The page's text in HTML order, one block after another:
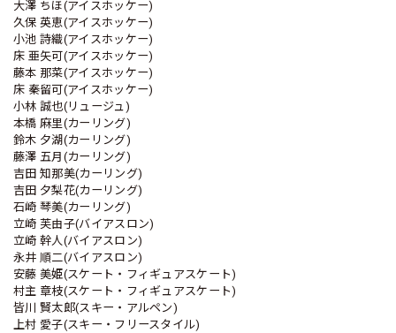
大澤 ちほ(アイスホッケー)
久保 英恵(アイスホッケー)
小池 詩織(アイスホッケー)
床 亜矢可(アイスホッケー)
藤本 那菜(アイスホッケー)
床 秦留可(アイスホッケー)
小林 誠也(リュージュ)
本橋 麻里(カーリング)
鈴木 夕湖(カーリング)
藤澤 五月(カーリング)
吉田 知那美(カーリング)
吉田 夕梨花(カーリング)
石崎 琴美(カーリング)
立崎 芙由子(バイアスロン)
立崎 幹人(バイアスロン)
永井 順二(バイアスロン)
安藤 美姫(スケート・フィギュアスケート)
村主 章枝(スケート・フィギュアスケート)
皆川 賢太郎(スキー・アルペン)
上村 愛子(スキー・フリースタイル)